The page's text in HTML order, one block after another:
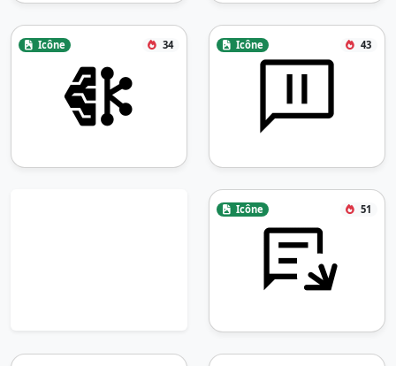
Icône 34 Icône 43
Icône 51